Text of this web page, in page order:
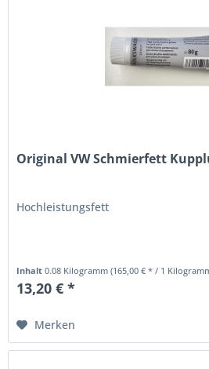
Original VW Schmierfett
Hochleistungsfett
Inhalt0.08 Kilogramm(165,00 € * / 1
13,20 € *
Merken